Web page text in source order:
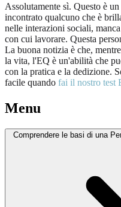
Assolutamente sì. Questo è
incontrato qualcuno che è
nelle interazioni sociali,
con cui lavorare. Questa
La buona notizia è che,
la vita, l'EQ è un'abilità che
con la pratica e la dedizione.
facile quando fai il nostro test
Menu
Comprendere le basi di una